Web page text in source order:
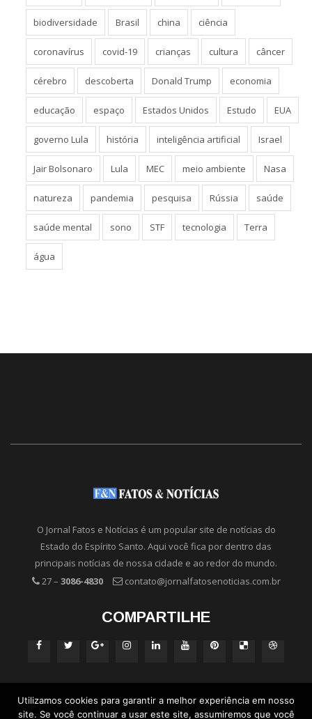
biodiversidade Brasil china ciência
coronavírus covid-19 crianças cultura câncer
cérebro descoberta Donald Trump economia
educação espaço Estados Unidos Estudo EUA
governo Lula história inteligência artificial Israel
Jair Bolsonaro Lula MEC meio ambiente Nasa
natureza pandemia pesquisa Rússia saúde
saúde mental sono STF tecnologia Terra
água
O Jornal Fatos e Notícias é um popular site de notícias do
Estado do Espírito Santo. Aqui você fica por dentro das
principais notícias de nossa cidade e ao redor do mundo.
27 – 3086-4830 contato@jornalfatosenoticias.com.br
COMPARTILHE
Utilizamos cookies para garantir a melhor experiência em nosso
site. Se você continuar a usar este site, assumiremos que você